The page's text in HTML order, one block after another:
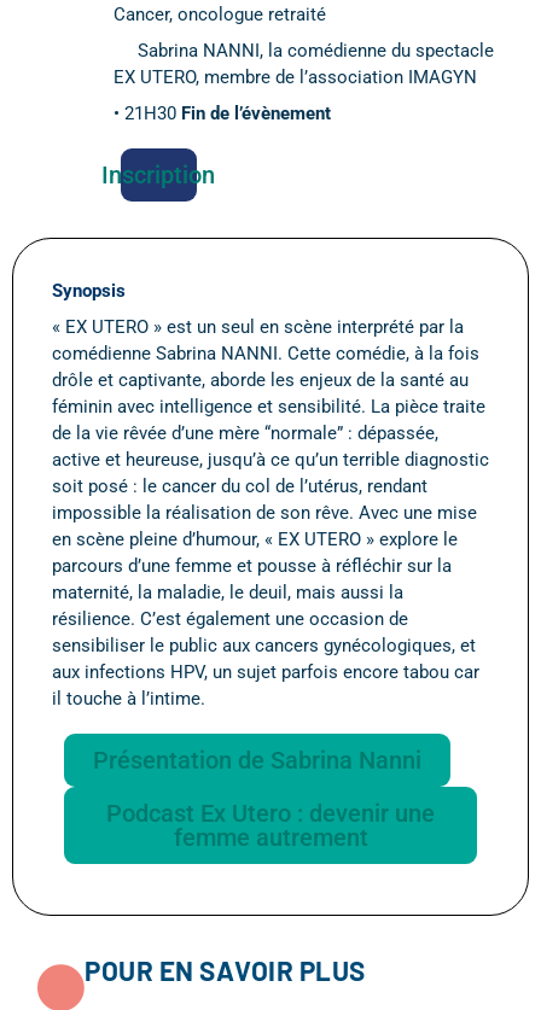
Cancer, oncologue retraité
Sabrina NANNI, la comédienne du spectacle
EX UTERO, membre de l’association IMAGYN
• 21H30 Fin de l’évènement
Inscription
Synopsis
« EX UTERO » est un seul en scène interprété par la
comédienne Sabrina NANNI. Cette comédie, à la fois
drôle et captivante, aborde les enjeux de la santé au
féminin avec intelligence et sensibilité. La pièce traite
de la vie rêvée d’une mère “normale” : dépassée,
active et heureuse, jusqu’à ce qu’un terrible diagnostic
soit posé : le cancer du col de l’utérus, rendant
impossible la réalisation de son rêve. Avec une mise
en scène pleine d’humour, « EX UTERO » explore le
parcours d’une femme et pousse à réfléchir sur la
maternité, la maladie, le deuil, mais aussi la
résilience. C’est également une occasion de
sensibiliser le public aux cancers gynécologiques, et
aux infections HPV, un sujet parfois encore tabou car
il touche à l’intime.
Présentation de Sabrina Nanni
Podcast Ex Utero : devenir une
femme autrement
POUR EN SAVOIR PLUS